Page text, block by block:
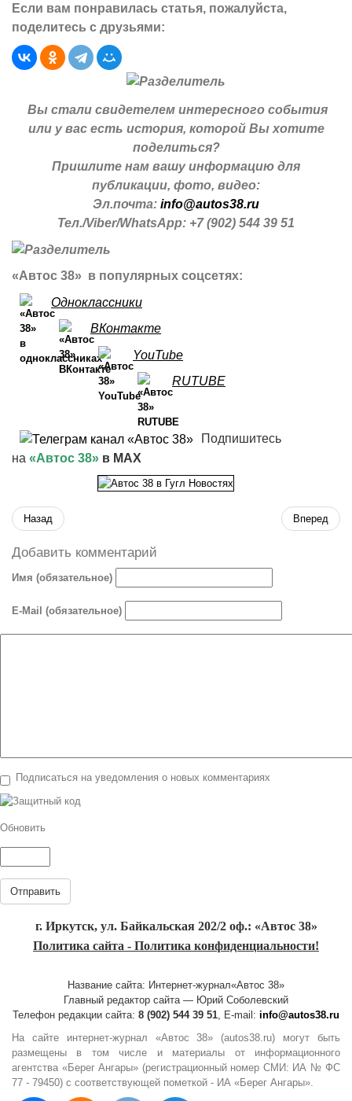
Если вам понравилась статья, пожалуйста,
поделитесь с друзьями:
Вы стали свидетелем интересного события
или у вас есть история, которой Вы хотите
поделиться?
Пришлите нам вашу информацию для
публикации, фото, видео:
Эл.почта: info@autos38.ru
Тел./Viber/WhatsApp: +7 (902) 544 39 51
«Автос 38» в популярных соцсетях:
Одноклассники
ВКонтакте
YouTube
RUTUBE
Подпишитесь
на «Автос 38» в MAX
Назад Вперед
Добавить комментарий
Имя (обязательное)
E-Mail (обязательное)
Подписаться на уведомления о новых комментариях
Обновить
Отправить
г. Иркутск, ул. Байкальская 202/2 оф.: «Автос 38»
Политика сайта - Политика конфиденциальности!
Название сайта: Интернет-журнал«Автос 38»
Главный редактор сайта — Юрий Соболевский
Телефон редакции сайта: 8 (902) 544 39 51, E-mail: info@autos38.ru
На сайте интернет-журнал «Автос 38» (autos38.ru) могут быть
размещены в том числе и материалы от информационного
агентства «Берег Ангары» (регистрационный номер СМИ: ИА № ФС
77 - 79450) с соответствующей пометкой - ИА «Берег Ангары».